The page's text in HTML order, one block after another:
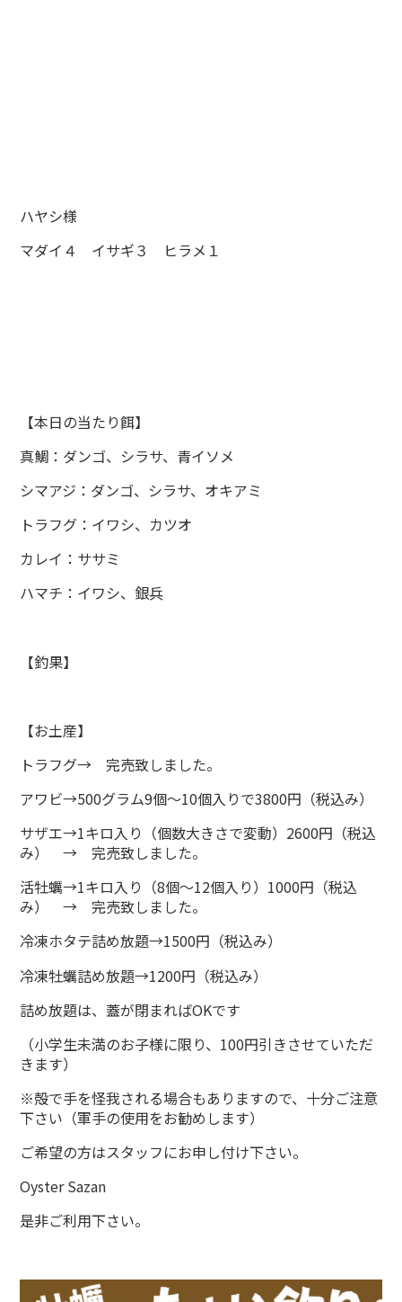
ハヤシ様
マダイ４ イサギ３ ヒラメ１
【本日の当たり餌】
真鯛：ダンゴ、シラサ、青イソメ
シマアジ：ダンゴ、シラサ、オキアミ
トラフグ：イワシ、カツオ
カレイ：ササミ
ハマチ：イワシ、銀兵
【釣果】
【お土産】
トラフグ→ 完売致しました。
アワビ→500グラム9個～10個入りで3800円（税込み）
サザエ→1キロ入り（個数大きさで変動）2600円（税込
み） → 完売致しました。
活牡蠣→1キロ入り（8個～12個入り）1000円（税込
み） → 完売致しました。
冷凍ホタテ詰め放題→1500円（税込み）
冷凍牡蠣詰め放題→1200円（税込み）
詰め放題は、蓋が閉まればOKです
（小学生未満のお子様に限り、100円引きさせていただ
きます）
※殻で手を怪我される場合もありますので、十分ご注意
下さい（軍手の使用をお勧めします）
ご希望の方はスタッフにお申し付け下さい。
Oyster Sazan
是非ご利用下さい。